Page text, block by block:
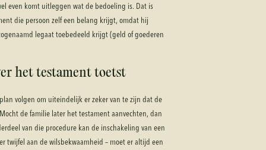
even komt uitleggen wat de bedoeling is. Dat is
die persoon zelf een belang krijgt, omdat hij
legaat toebedeeld krijgt (geld of goederen
het testament toetst
volgen om uiteindelijk er zeker van te zijn dat de
de familie later het testament aanvechten, dan
van die procedure kan de inschakeling van een
twijfel aan de wilsbekwaamheid – moet er altijd een